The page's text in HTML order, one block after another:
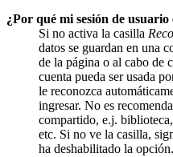
¿Por qué mi sesión de
Si no activa la casilla
datos se guardan en una
de la página o al cabo de
cuenta pueda ser usada
le reconozca
ingresar. No es
compartido, e.j.
etc. Si no ve la casilla,
ha deshabilitado la opción.